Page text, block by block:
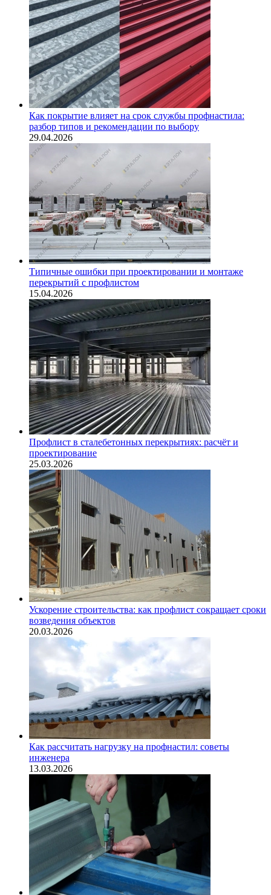
Как покрытие влияет на срок службы профнастила:
разбор типов и рекомендации по выбору
29.04.2026
Типичные ошибки при проектировании и монтаже
перекрытий с профлистом
15.04.2026
Профлист в сталебетонных перекрытиях: расчёт и
проектирование
25.03.2026
Ускорение строительства: как профлист сокращает сроки
возведения объектов
20.03.2026
Как рассчитать нагрузку на профнастил: советы
инженера
13.03.2026